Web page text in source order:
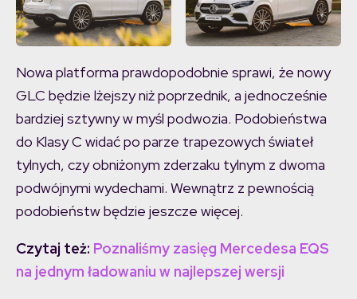
Nowa platforma prawdopodobnie sprawi, że nowy
GLC będzie lżejszy niż poprzednik, a jednocześnie
bardziej sztywny w myśl podwozia. Podobieństwa
do Klasy C widać po parze trapezowych świateł
tylnych, czy obniżonym zderzaku tylnym z dwoma
podwójnymi wydechami. Wewnątrz z pewnością
podobieństw będzie jeszcze więcej.
Czytaj też: Poznaliśmy zasięg Mercedesa EQS
na jednym ładowaniu w najlepszej wersji